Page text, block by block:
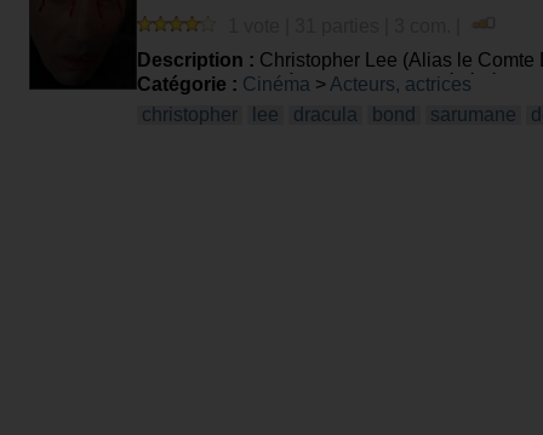
Description : Christopher Lee (Alias le
plus de 225 films à son actif. IL est décédé le
Catégorie : Cinéma > Acteurs, actrices
christopher
lee dracula bond sarumane